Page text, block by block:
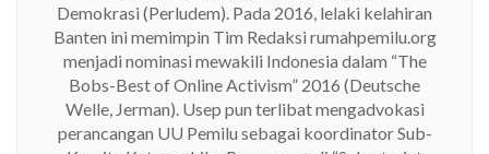
Demokrasi (Perludem). Pada 2016, lelaki kelahiran
Banten ini memimpin Tim Redaksi rumahpemilu.org
menjadi nominasi mewakili Indonesia dalam “The
Bobs-Best of Online Activism” 2016 (Deutsche
Welle, Jerman). Usep pun terlibat mengadvokasi
perancangan UU Pemilu sebagai koordinator Sub-